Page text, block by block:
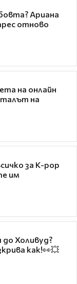
Ариана
отново
на онлайн
на
за K-pop
им
Холивуд?
как!👀💥